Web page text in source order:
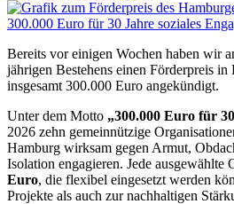
Bereits vor einigen Wochen haben wir
jährigen Bestehens einen Förderpreis in
insgesamt 300.000 Euro angekündigt.
Unter dem Motto „300.000 Euro für
2026 zehn gemeinnützige
Hamburg wirksam gegen Armut,
Isolation engagieren. Jede ausgewählte
Euro, die flexibel eingesetzt werden
Projekte als auch zur nachhaltigen